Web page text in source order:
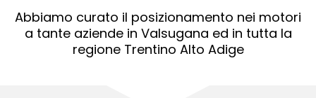
Abbiamo curato il posizionamento nei motori
a tante aziende in Valsugana ed in tutta la
regione Trentino Alto Adige